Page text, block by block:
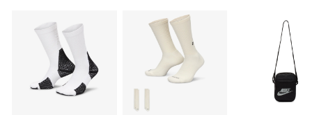
3 期 0 利率 每期 21家銀行
合作金庫商業銀行
第一商業銀行
華南商業銀行
彰化商業銀行
上海商業儲蓄銀行
Apple Pay